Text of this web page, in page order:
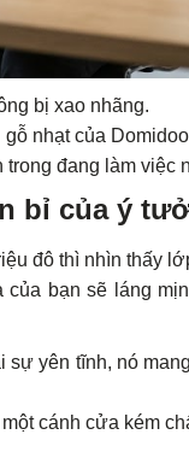
bị xao nhãng.
nhạt của
đang làm việc
bỉ của ý
đô thì nhìn thấy
của bạn sẽ láng
sự yên tĩnh, nó
cánh cửa kém